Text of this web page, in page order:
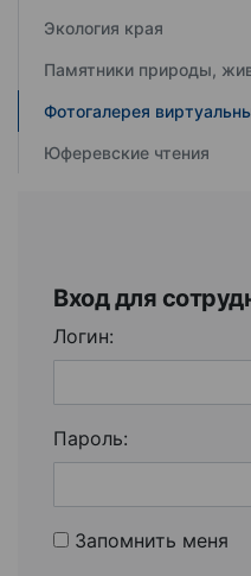
Экология края
Памятники природы,
Фотогалерея
Юферевские чтения
Вход для
Логин:
Пароль:
Запомнить меня